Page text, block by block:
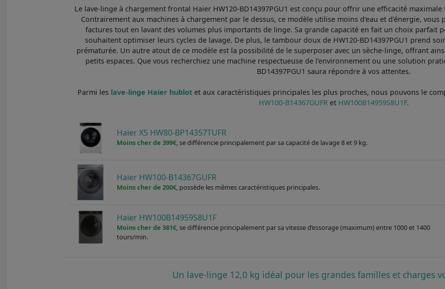
Le lave-linge à chargement frontal Haier HW120-BD14397PGU1 est conçu pour offrir une efficacité
Contrairement aux machines à chargement par le dessus, ce modèle utilise moins d'eau et d'énergie,
factures tout en lavant des volumes plus importants de linge. Sa grande capacité en fait un choix parfait
souhaitent optimiser leurs cycles de lavage. De plus, le tambour doux de HW120-BD14397PGU1 prend
prématurée. Un autre atout de ce modèle est la possibilité de le superposer avec un sèche-linge, offrant
petits espaces. Que vous recherchiez une machine respectueuse de l'environnement ou une solution
BD14397PGU1 saura répondre à vos attentes.
Parmi les lave-linge Haier hublot et aux caractéristiques principales les plus proches, nous pouvons le
HW100-B14367GUFR et HW100B14959S8U1F.
Haier X5 HW80-BP14357TUFR
Moins cher de 399€, se différencie principalement par sa capacité de lavage 8 et 9 kg.
Haier HW100-B14367GUFR
Moins cher de 200€, possède les mêmes caractéristiques principales.
Haier HW100B14959S8U1F
Moins cher de 381€, se différencie principalement par sa vitesse d’essorage (maximum) entre 1000 et 1400
tours/min.
Un lave-linge 12,0 kg idéal pour les grandes familles et charges